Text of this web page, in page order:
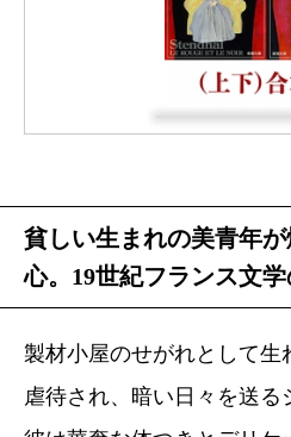
貧しい生まれの美青年
心。19世紀フランス文学
製材小屋のせがれとして生
虐待され、暗い日々を送る